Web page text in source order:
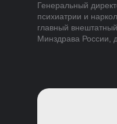
Генеральный
психиатрии и
главный
Минздрава России,